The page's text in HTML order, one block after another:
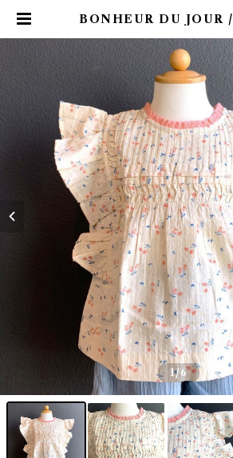
BONHEUR DU JOUR / TOSC
claps
1/6